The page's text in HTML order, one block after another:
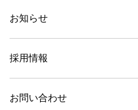
お知らせ
採用情報
お問い合わせ